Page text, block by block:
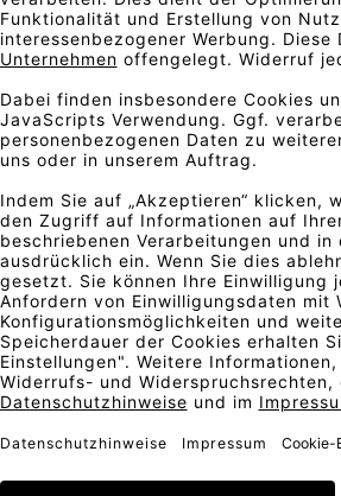
angezeigten Bild abweichen. Gerne
auf Bestellung Kostenlose Lieferung